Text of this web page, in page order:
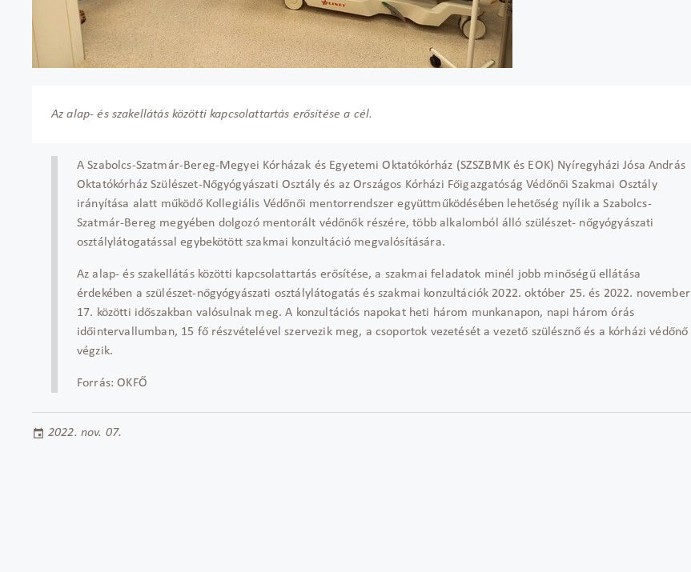
Az alap- és szakellátás közötti kapcsolattartás erősítése a cél.
A Szabolcs-Szatmár-Bereg-Megyei Kórházak és Egyetemi Oktatókórház (SZSZBMK és EOK) Nyíregyházi Jósa András
Oktatókórház Szülészet-Nőgyógyászati Osztály és az Országos Kórházi Főigazgatóság Védőnői Szakmai Osztály
irányítása alatt működő Kollegiális Védőnői mentorrendszer együttműködésében lehetőség nyílik a Szabolcs-
Szatmár-Bereg megyében dolgozó mentorált védőnők részére, több alkalomból álló szülészet- nőgyógyászati
osztálylátogatással egybekötött szakmai konzultáció megvalósítására.
Az alap- és szakellátás közötti kapcsolattartás erősítése, a szakmai feladatok minél jobb minőségű ellátása
érdekében a szülészet-nőgyógyászati osztálylátogatás és szakmai konzultációk 2022. október 25. és 2022. november
17. közötti időszakban valósulnak meg. A konzultációs napokat heti három munkanapon, napi három órás
időintervallumban, 15 fő részvételével szervezik meg, a csoportok vezetését a vezető szülésznő és a kórházi védőnő
végzik.
Forrás: OKFŐ
2022. nov. 07.